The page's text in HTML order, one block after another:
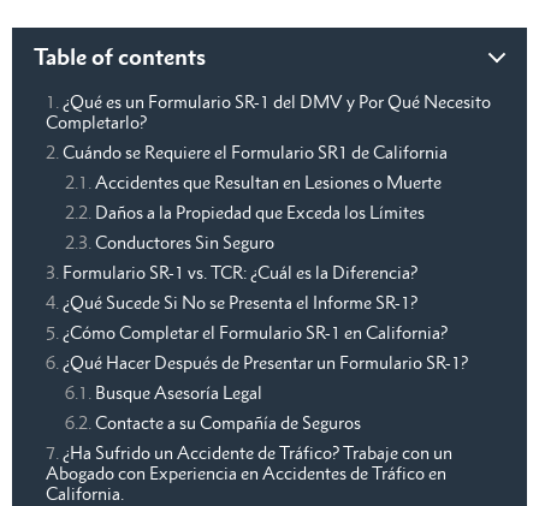
Table of contents
¿Qué es un Formulario SR-1 del DMV y Por Qué Necesito
Completarlo?
Cuándo se Requiere el Formulario SR1 de California
Accidentes que Resultan en Lesiones o Muerte
Daños a la Propiedad que Exceda los Límites
Conductores Sin Seguro
Formulario SR-1 vs. TCR: ¿Cuál es la Diferencia?
¿Qué Sucede Si No se Presenta el Informe SR-1?
¿Cómo Completar el Formulario SR-1 en California?
¿Qué Hacer Después de Presentar un Formulario SR-1?
Busque Asesoría Legal
Contacte a su Compañía de Seguros
¿Ha Sufrido un Accidente de Tráfico? Trabaje con un
Abogado con Experiencia en Accidentes de Tráfico en
California.